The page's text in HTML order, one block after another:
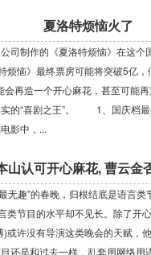
夏洛特烦恼火了
司制作的《夏洛特烦恼》在这
》最终票房可能将突破5亿，
能会再造一个开心麻花，甚
实的“喜剧之王”。 1、国庆
影中，...
山认可开心麻花, 曹云金
趣”的春晚，归根结底是语言类
类节目的水平却不见长。除了
或许没有导演这类晚会的天赋，
目还是和过去一样，乱套用